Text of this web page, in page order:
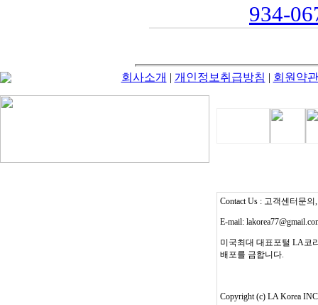
934-
회사소개 | 개인정보취급방침 | 회원약관
Contact Us : 고객센터문의
E-mail:
미국최대 대표포털 LA코
배포를 금합니다.
Copyright (c) LA Korea